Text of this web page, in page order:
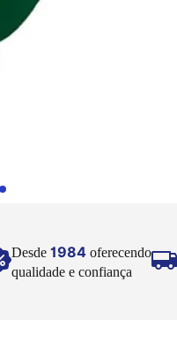
Desde 1984 oferecendo
qualidade e confiança